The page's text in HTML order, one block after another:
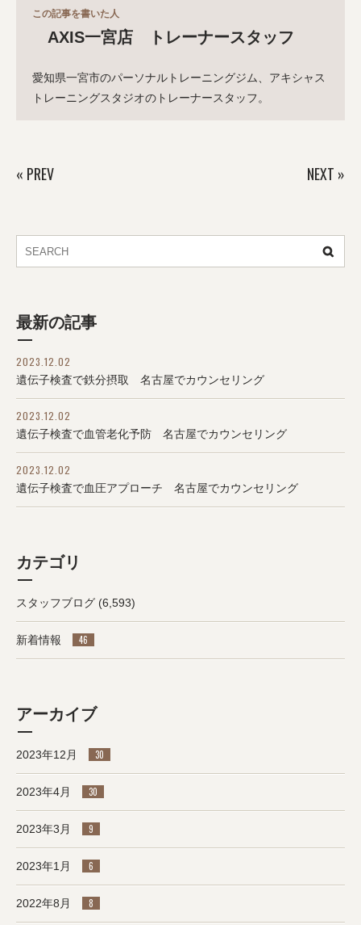
この記事を書いた人
AXIS一宮店 トレーナースタッフ
愛知県一宮市のパーソナルトレーニングジム、アキシャス
トレーニングスタジオのトレーナースタッフ。
« PREV NEXT »
最新の記事
2023.12.02
遺伝子検査で鉄分摂取 名古屋でカウンセリング
2023.12.02
遺伝子検査で血管老化予防 名古屋でカウンセリング
2023.12.02
遺伝子検査で血圧アプローチ 名古屋でカウンセリング
カテゴリ
スタッフブログ (6,593)
新着情報 46
アーカイブ
2023年12月 30
2023年4月 30
2023年3月 9
2023年1月 6
2022年8月 8